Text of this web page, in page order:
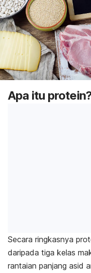
Apa itu
Secara ringkasnya
daripada tiga kelas
rantaian panjang asid